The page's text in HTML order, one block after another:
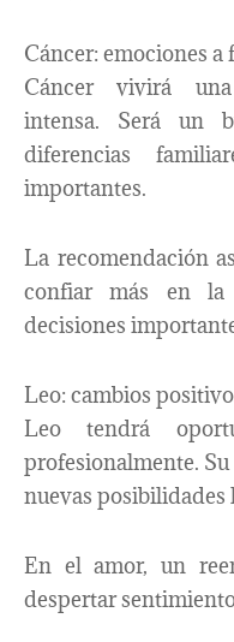
Cáncer: emociones a
Cáncer vivirá una
intensa. Será un
diferencias
importantes.
La recomendación
confiar más en
decisiones
Leo: cambios
Leo tendrá
profesionalmente.
nuevas posibilidades
En el amor, un
despertar